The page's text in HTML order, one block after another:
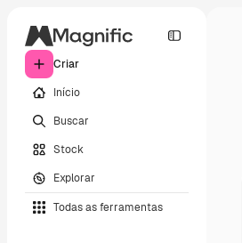
Criar
Início
Buscar
Stock
Explorar
Todas as ferramentas